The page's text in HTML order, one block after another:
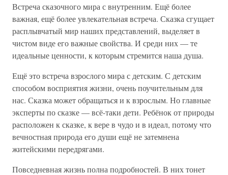
Встреча сказочного мира с внутренним. Ещё более
важная, ещё более увлекательная встреча. Сказка сгущает
расплывчатый мир наших представлений, выделяет в
чистом виде его важные свойства. И среди них — те
идеальные ценности, к которым стремится наша душа.
Ещё это встреча взрослого мира с детским. С детским
способом восприятия жизни, очень поучительным для
нас. Сказка может обращаться и к взрослым. Но главные
эксперты по сказке — всё-таки дети. Ребёнок от природы
расположен к сказке, к вере в чудо и в идеал, потому что
вечностная природа его души ещё не затемнена
житейскими передрягами.
Повседневная жизнь полна подробностей. В них тонет